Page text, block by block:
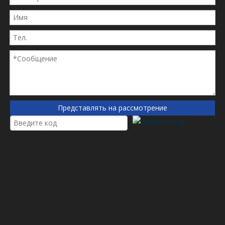
предыдущий:
следующий:
Нефтяной всасывающий фильтр
Категория продукта
Представлять на рассмотрение